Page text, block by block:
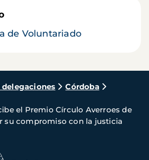
de Voluntariado
delegaciones
Córdoba
el Premio Círculo Averroes de
su compromiso con la justicia